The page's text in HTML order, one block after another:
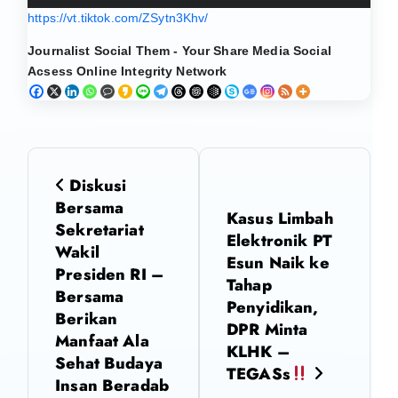
https://vt.tiktok.com/ZSytn3Khv/
Journalist Social Them - Your Share Media Social
Acsess Online Integrity Network
N
Diskusi
Bersama
Sekretariat
Wakil
Presiden RI –
Bersama
Berikan
Manfaat Ala
Sehat Budaya
Insan Beradab
Kasus Limbah
Elektronik PT
Esun Naik ke
Tahap
Penyidikan,
DPR Minta
KLHK –
TEGASs